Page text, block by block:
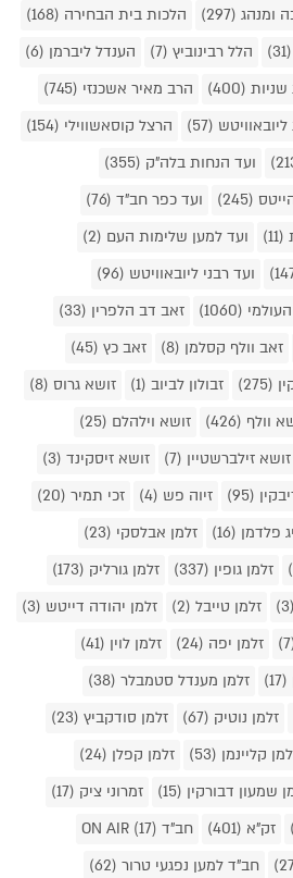
ומנהג (297)
הלכות בית הבחירה (168)
הלל רבינוביץ (7)
הענדל ליברמן (6)
(400)
הרב מאיר אשכנזי (745)
(57)
הרצל קוסאשווילי (154)
ועד הנחות בלה"ק (355)
(245)
ועד כפר חב"ד (76)
ועד למען שלימות העם (2)
ועד רבני ליובאוויטש (96)
(1060)
זאב דב הלפרין (33)
זאב וולף קסלמן (8)
זאב כץ (45)
זבולון לביוב (1)
זושא גרוס (8)
וולף (426)
זושא וילהלם (25)
זושא זילברשטיין (7)
זושא זיסקינד (3)
(95) זיוה פש (4)
זכי תמיר (20)
פלדמן (16)
זלמן אבלסקי (23)
זלמן גופין (337)
זלמן גורליק (173)
זלמן טייבל (2)
זלמן יהודה דייטש (3)
זלמן יפה (24)
זלמן לוין (41)
זלמן מענדל סטמבלר (38)
זלמן נוטיק (67)
זלמן סודקביץ (23)
קליינמן (53)
זלמן קפלן (24)
שמעון דבורקין (15)
זמרוני ציק (17)
זק"א (401)
חב"ד ON AIR (17)
חב"ד למען נפגעי טרור (62)